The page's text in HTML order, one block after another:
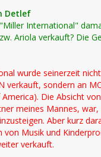
Detlef
International"
Ariola verkauft? Die
wurde seinerzeit
verkauft, sondern an
Die Absicht
meines Mannes, war,
Aber kurz
von Musik und
verkauft.